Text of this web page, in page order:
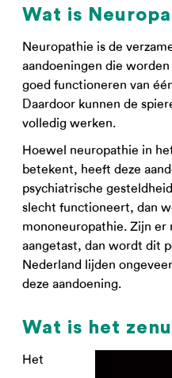
Wat is
Neuropathie is de
aandoeningen die
goed functioneren van
Daardoor kunnen de
volledig werken.
Hoewel neuropathie in
betekent, heeft deze
psychiatrische
slecht functioneert, dan
mononeuropathie. Zijn er
aangetast, dan wordt dit
Nederland lijden
deze aandoening.
Wat is het
Het